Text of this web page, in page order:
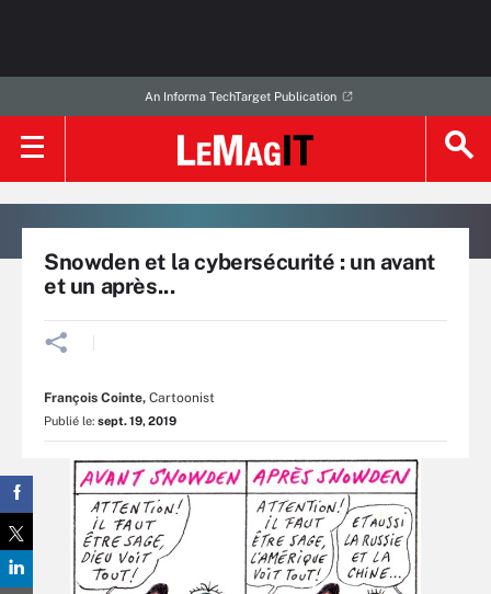
An Informa TechTarget Publication
Snowden et la cybersécurité : un avant
et un après...
François Cointe, Cartoonist
Publié le: sept. 19, 2019